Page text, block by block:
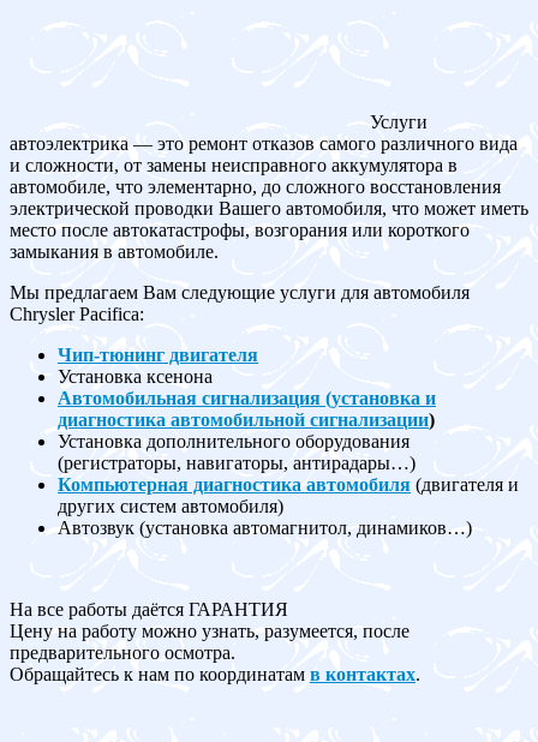
Услуги
автоэлектрика — это ремонт отказов самого различного вида
и сложности, от замены неисправного аккумулятора в
автомобиле, что элементарно, до сложного восстановления
электрической проводки Вашего автомобиля, что может иметь
место после автокатастрофы, возгорания или короткого
замыкания в автомобиле.
Мы предлагаем Вам следующие услуги для автомобиля
Chrysler Pacifica:
Чип-тюнинг двигателя
Установка ксенона
Автомобильная сигнализация (установка и
диагностика автомобильной сигнализации)
Установка дополнительного оборудования
(регистраторы, навигаторы, антирадары…)
Компьютерная диагностика автомобиля (двигателя и
других систем автомобиля)
Автозвук (установка автомагнитол, динамиков…)
На все работы даётся ГАРАНТИЯ
Цену на работу можно узнать, разумеется, после
предварительного осмотра.
Обращайтесь к нам по координатам в контактах.